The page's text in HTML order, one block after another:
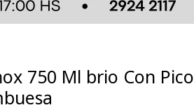
750 Ml brio Con Pico